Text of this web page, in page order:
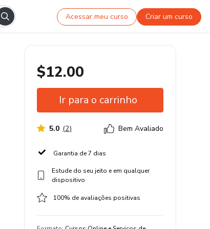
Acessar meu curso Criar um curso
$12.00
Ir para o carrinho
5.0 (2) Bem Avaliado
Garantia de 7 dias
Estude do seu jeito e em qualquer
dispositivo
100% de avaliações positivas